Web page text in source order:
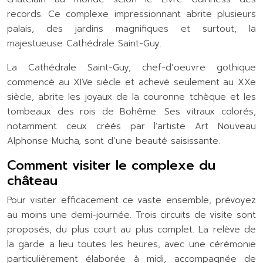
records. Ce complexe impressionnant abrite plusieurs
palais, des jardins magnifiques et surtout, la
majestueuse Cathédrale Saint-Guy.
La Cathédrale Saint-Guy, chef-d’oeuvre gothique
commencé au XIVe siècle et achevé seulement au XXe
siècle, abrite les joyaux de la couronne tchèque et les
tombeaux des rois de Bohême. Ses vitraux colorés,
notamment ceux créés par l’artiste Art Nouveau
Alphonse Mucha, sont d’une beauté saisissante.
Comment visiter le complexe du
château
Pour visiter efficacement ce vaste ensemble, prévoyez
au moins une demi-journée. Trois circuits de visite sont
proposés, du plus court au plus complet. La relève de
la garde a lieu toutes les heures, avec une cérémonie
particulièrement élaborée à midi, accompagnée de